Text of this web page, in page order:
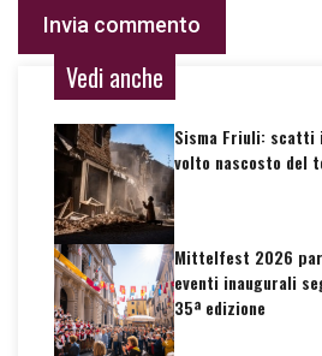
Vedi anche
Sisma Friuli:
volto nascosto del
Mittelfest 2026
eventi inaugurali
35ª edizione